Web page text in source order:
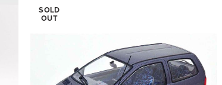
SOLD
OUT